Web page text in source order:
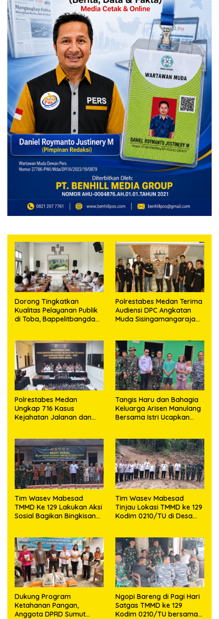
Dorong Tingkatkan
Kualitas Pelayanan Publik
di Toba, Bappelitbangda
Polrestabes Medan Terima
Audiensi DPC Angkatan
Muda Sisingamangaraja
Polrestabes Medan
Ungkap 716 Kasus
Kejahatan Jalanan dan
Diamankan
Tangis Haru dan Bahagia
Keluarga Arisen Manulang
Bersama Istri Ucapkan
Semakin Jaya
Tim Wasev Mabesad
TMMD Ke 129 Lakukan Aksi
Sosial Bagikan Bingkisan
Tim Wasev Mabesad
Tinjau Lokasi TMMD ke 129
Kodim 0210/TU di Desa
Dukung Program
Ketahanan Pangan,
Anggota DPRD Sumut
Ngopi Bareng di Pagi Hari
Satgas TMMD ke 129
Kodim 0210/TU bersama